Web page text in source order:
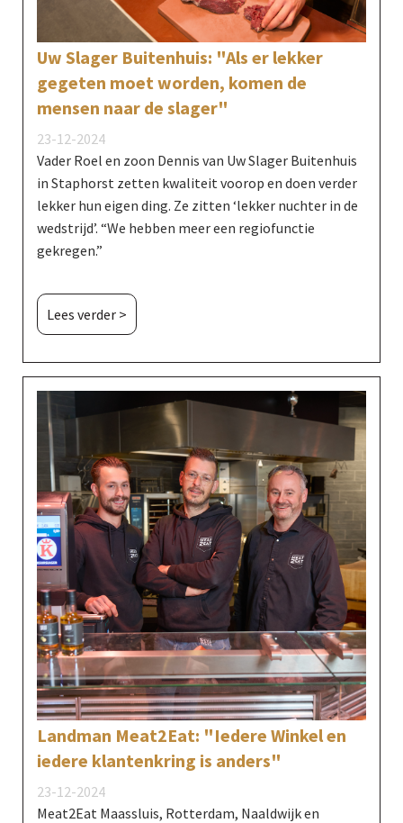
Uw Slager Buitenhuis: "Als er lekker
gegeten moet worden, komen de
mensen naar de slager"
23-12-2024
Vader Roel en zoon Dennis van Uw Slager Buitenhuis
in Staphorst zetten kwaliteit voorop en doen verder
lekker hun eigen ding. Ze zitten ‘lekker nuchter in de
wedstrijd’. “We hebben meer een regiofunctie
gekregen.”
Lees verder >
Landman Meat2Eat: "Iedere Winkel en
iedere klantenkring is anders"
23-12-2024
Meat2Eat Maassluis, Rotterdam, Naaldwijk en